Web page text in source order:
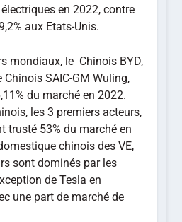
en 2022, contre
aux Etats-Unis.
mondiaux, le Chinois BYD,
Chinois SAIC-GM Wuling,
du marché en 2022.
les 3 premiers acteurs,
trusté 53% du marché en
chinois des VE,
sont dominés par les
de Tesla en
une part de marché de